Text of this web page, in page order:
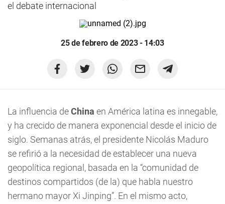
el debate internacional
25 de febrero de 2023 - 14:03
La influencia deChina en América latina es innegable,
y ha crecido de manera exponencial desde el inicio de
siglo. Semanas atrás, el presidente Nicolás Maduro
se refirió a la necesidad de establecer una nueva
geopolítica regional, basada en la “comunidad de
destinos compartidos (de la) que habla nuestro
hermano mayor Xi Jinping”. En el mismo acto,